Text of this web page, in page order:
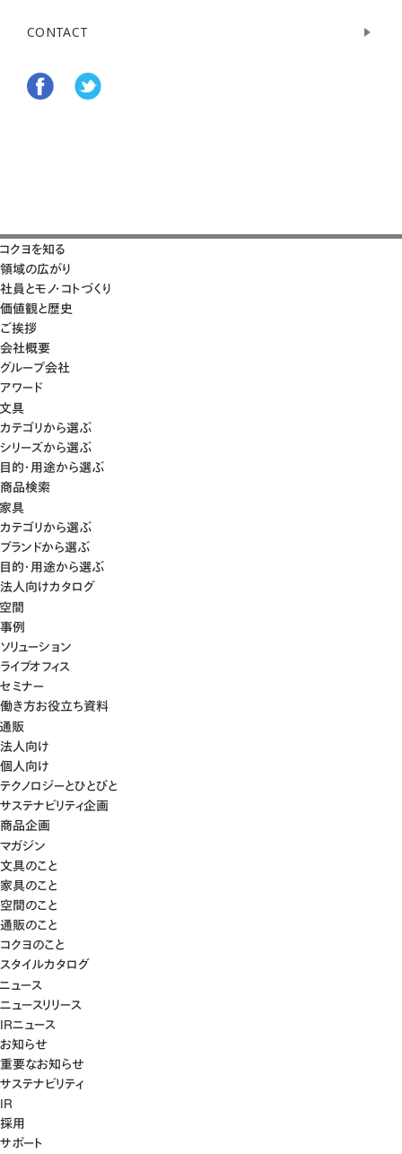
CONTACT
コクヨを知る
領域の広がり
社員とモノ・コトづくり
価値観と歴史
ご挨拶
会社概要
グループ会社
アワード
文具
カテゴリから選ぶ
シリーズから選ぶ
目的・用途から選ぶ
商品検索
家具
カテゴリから選ぶ
ブランドから選ぶ
目的・用途から選ぶ
法人向けカタログ
空間
事例
ソリューション
ライブオフィス
セミナー
働き方お役立ち資料
通販
法人向け
個人向け
テクノロジーとひとびと
サステナビリティ企画
商品企画
マガジン
文具のこと
家具のこと
空間のこと
通販のこと
コクヨのこと
スタイルカタログ
ニュース
ニュースリリース
IRニュース
お知らせ
重要なお知らせ
サステナビリティ
IR
採用
サポート